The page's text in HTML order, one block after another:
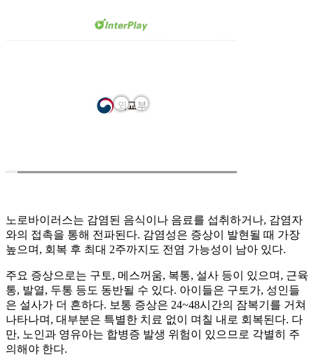
노로바이러스는 감염된 음식이나 음료를 섭취하거나, 감염자
와의 접촉을 통해 전파된다. 감염성은 증상이 발현될 때 가장
높으며, 회복 후 최대 2주까지도 전염 가능성이 남아 있다.
주요 증상으로는 구토, 메스꺼움, 복통, 설사 등이 있으며, 근육
통, 발열, 두통 등도 동반될 수 있다. 아이들은 구토가, 성인들
은 설사가 더 흔하다. 보통 증상은 24~48시간의 잠복기를 거쳐
나타나며, 대부분은 특별한 치료 없이 며칠 내로 회복된다. 다
만, 노인과 영유아는 합병증 발생 위험이 있으므로 각별히 주
의해야 한다.